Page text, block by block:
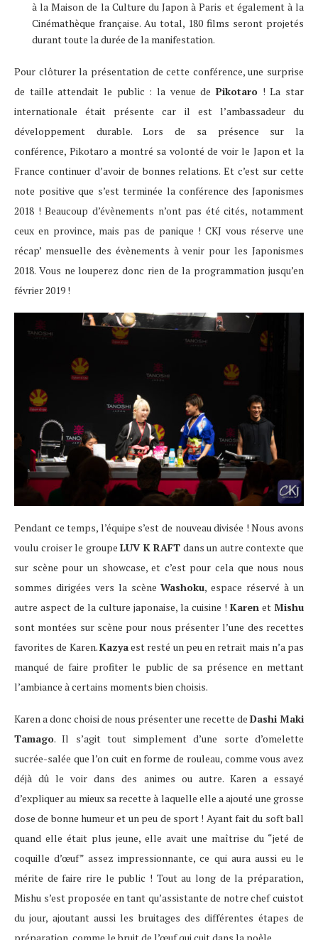
à la Maison de la Culture du Japon à Paris et également à la
Cinémathèque française. Au total, 180 films seront projetés
durant toute la durée de la manifestation.
Pour clôturer la présentation de cette conférence, une surprise
de taille attendait le public : la venue de Pikotaro ! La star
internationale était présente car il est l’ambassadeur du
développement durable. Lors de sa présence sur la
conférence, Pikotaro a montré sa volonté de voir le Japon et la
France continuer d’avoir de bonnes relations. Et c’est sur cette
note positive que s’est terminée la conférence des Japonismes
2018 ! Beaucoup d’évènements n’ont pas été cités, notamment
ceux en province, mais pas de panique ! CKJ vous réserve une
récap’ mensuelle des évènements à venir pour les Japonismes
2018. Vous ne louperez donc rien de la programmation jusqu’en
février 2019 !
Pendant ce temps, l’équipe s’est de nouveau divisée ! Nous avons
voulu croiser le groupeLUV K RAFT dans un autre contexte que
sur scène pour un showcase, et c’est pour cela que nous nous
sommes dirigées vers la scèneWashoku, espace réservé à un
autre aspect de la culture japonaise, la cuisine ! Karen et Mishu
sont montées sur scène pour nous présenter l’une des recettes
favorites de Karen.Kazyaest resté un peu en retrait mais n’a pas
manqué de faire profiter le public de sa présence en mettant
l’ambiance à certains moments bien choisis.
Karen a donc choisi de nous présenter une recette de Dashi Maki
Tamago. Il s’agit tout simplement d’une sorte d’omelette
sucrée-salée que l’on cuit en forme de rouleau, comme vous avez
déjà dû le voir dans des animes ou autre. Karen a essayé
d’expliquer au mieux sa recette à laquelle elle a ajouté une grosse
dose de bonne humeur et un peu de sport ! Ayant fait du soft ball
quand elle était plus jeune, elle avait une maîtrise du “jeté de
coquille d’œuf” assez impressionnante, ce qui aura aussi eu le
mérite de faire rire le public ! Tout au long de la préparation,
Mishu s’est proposée en tant qu’assistante de notre chef cuistot
du jour, ajoutant aussi les bruitages des différentes étapes de